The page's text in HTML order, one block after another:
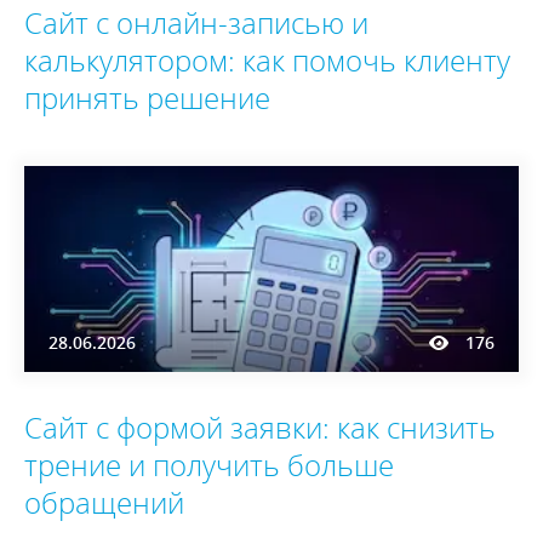
Сайт с онлайн-записью и
калькулятором: как помочь клиенту
принять решение
28.06.2026 176
Сайт с формой заявки: как снизить
трение и получить больше
обращений